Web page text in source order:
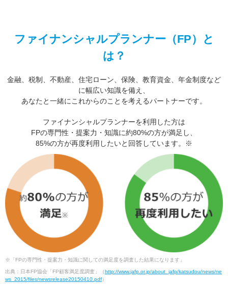
ファイナンシャルプランナー（FP）と
は？
金融、税制、不動産、住宅ローン、保険、教育資金、年金制度など
に幅広い知識を備え、
あなたと一緒にこれからのことを考えるパートナーです。
ファイナンシャルプランナーを利用した方は
FPの専門性・提案力・知識に約80%の方が満足し、
85%の方が再度利用したいと回答しています。※
※「FPの専門性・提案力・知識に関しての満足度を調査した結果になります」
出典：日本FP協会「FP顧客満足度調査」（http://www.jafp.or.jp/about_jafp/katsudou/news/ne
ws_2015/files/newsrelease20150410.pdf）